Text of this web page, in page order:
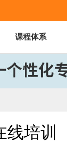
课程体系
线培训